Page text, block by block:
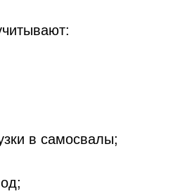
в самосвалы;